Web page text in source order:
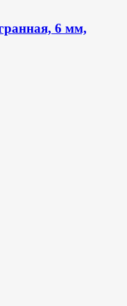
6 мм,